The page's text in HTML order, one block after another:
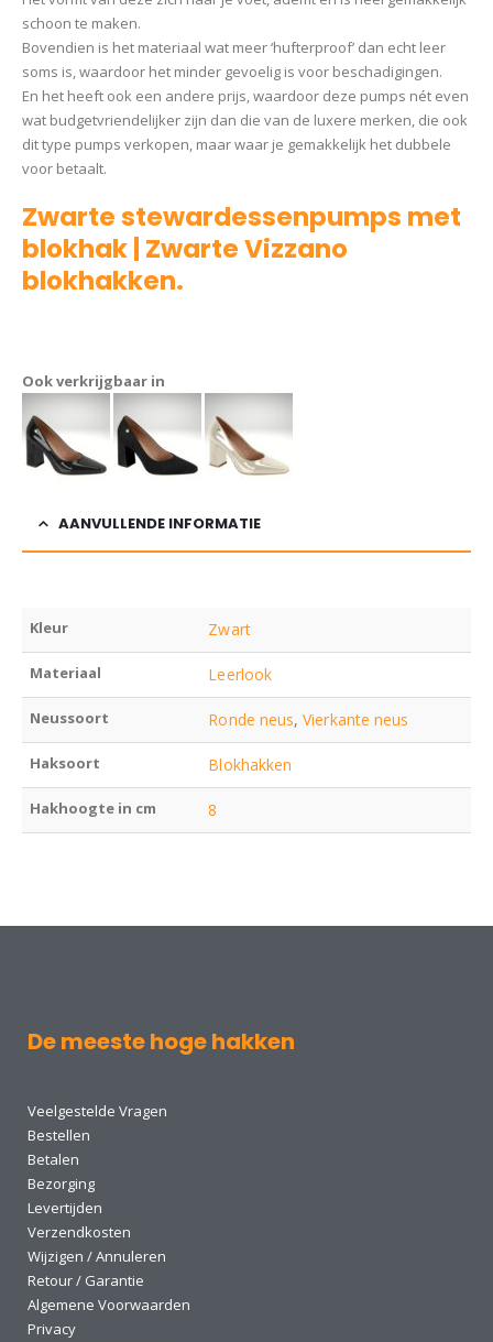
schoon te maken.
Bovendien is het materiaal wat meer ‘hufterproof’ dan echt leer
soms is, waardoor het minder gevoelig is voor beschadigingen.
En het heeft ook een andere prijs, waardoor deze pumps nét even
wat budgetvriendelijker zijn dan die van de luxere merken, die ook
dit type pumps verkopen, maar waar je gemakkelijk het dubbele
voor betaalt.
Zwarte stewardessenpumps met
blokhak | Zwarte Vizzano
blokhakken.
Ook verkrijgbaar in
AANVULLENDE INFORMATIE
Kleur Zwart
Materiaal Leerlook
Neussoort Ronde neus,Vierkante neus
Haksoort Blokhakken
Hakhoogte in cm 8
De meeste hoge hakken
Veelgestelde Vragen
Bestellen
Betalen
Bezorging
Levertijden
Verzendkosten
Wijzigen / Annuleren
Retour / Garantie
Algemene Voorwaarden
Privacy